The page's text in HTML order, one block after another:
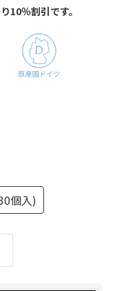
10％割引です。
個入)